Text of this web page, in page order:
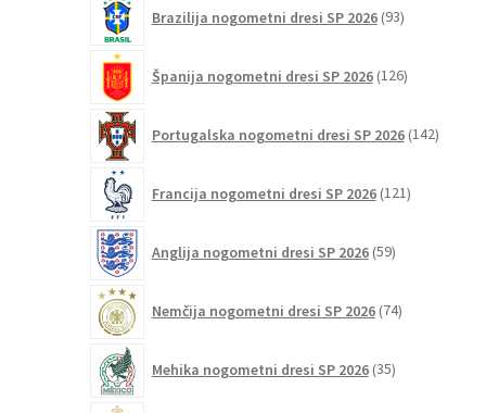
Brazilija nogometni dresi SP 2026 93izdelkov
Španija nogometni dresi SP 2026 126izdelkov
Portugalska nogometni dresi SP 2026 142
Francija nogometni dresi SP 2026 121izdelkov
Anglija nogometni dresi SP 2026 59izdelkov
Nemčija nogometni dresi SP 2026 74izdelkov
Mehika nogometni dresi SP 2026 35izdelkov